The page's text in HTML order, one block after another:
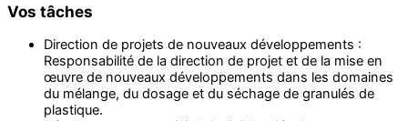
Vos tâches
Direction de projets de nouveaux développements :
Responsabilité de la direction de projet et de la mise en
œuvre de nouveaux développements dans les domaines
du mélange, du dosage et du séchage de granulés de
plastique.